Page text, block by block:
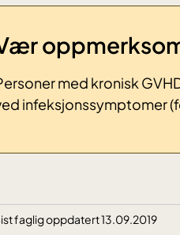
med kronisk
infeksjonssymptomer
faglig oppdatert 13.09.2019